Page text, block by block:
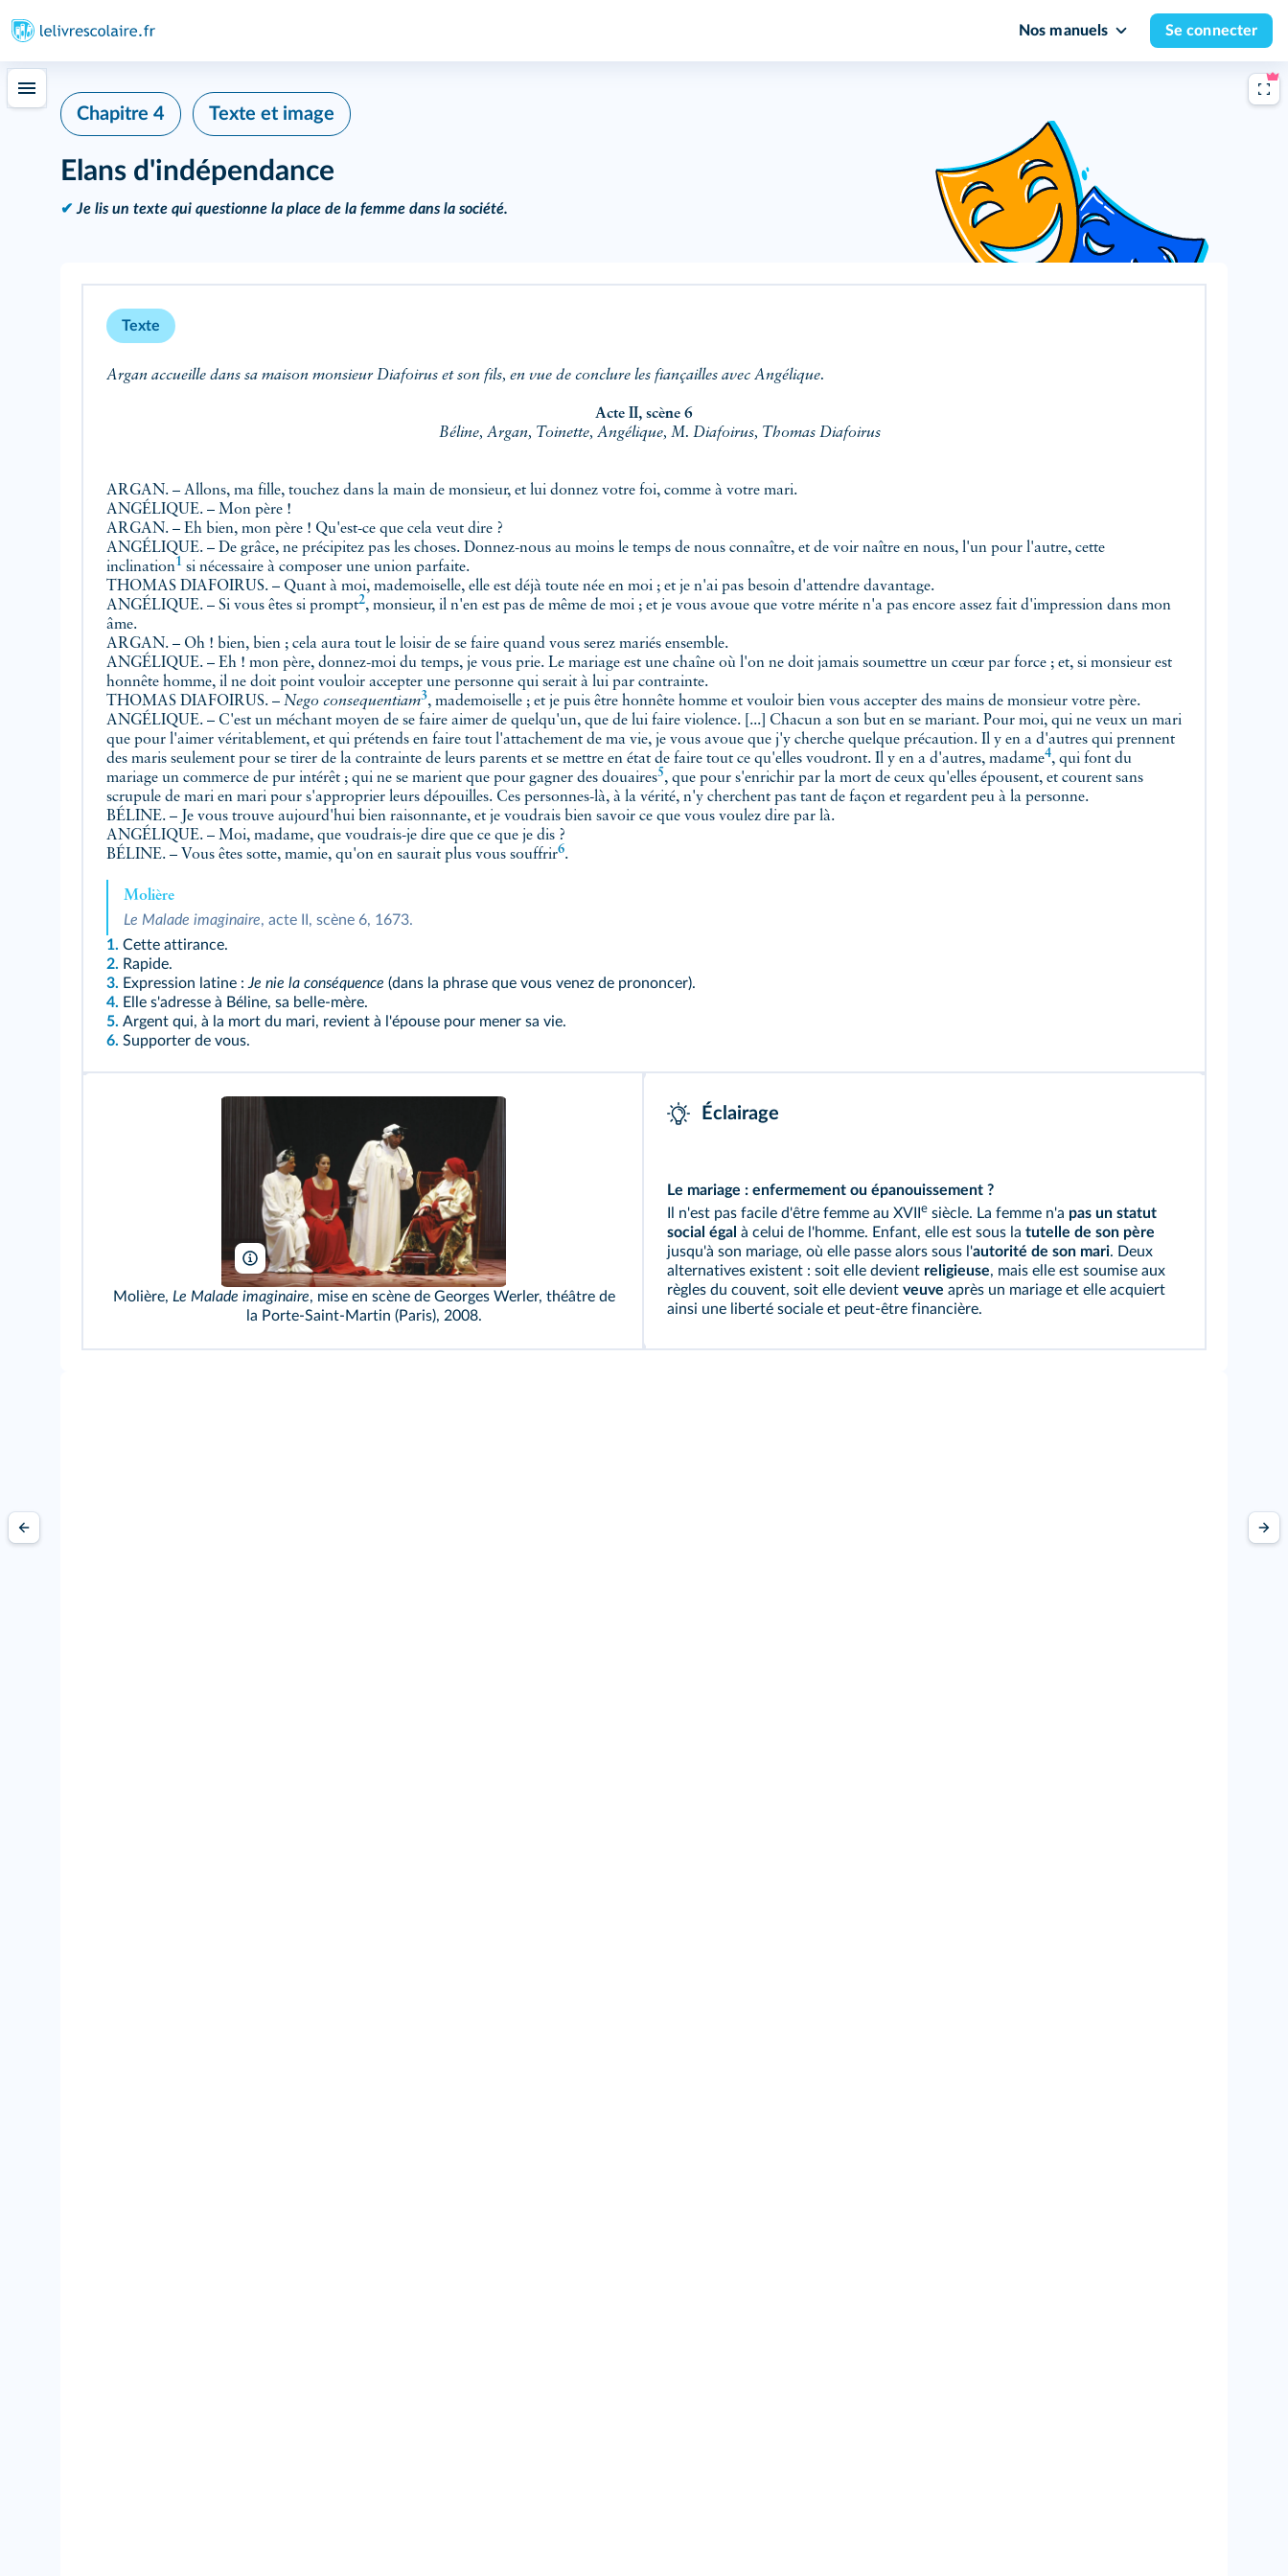
Nos manuels Se connecter
Chapitre 4 Texte et image
Elans d'indépendance
✔ Je lis un texte qui questionne la place de la femme dans la société.
Texte
Argan accueille dans sa maison monsieur Diafoirus et son fils, en vue de conclure les fiançailles avec Angélique.
Acte II, scène 6
Béline, Argan, Toinette, Angélique, M. Diafoirus, Thomas Diafoirus
ARGAN. – Allons, ma fille, touchez dans la main de monsieur, et lui donnez votre foi, comme à votre mari.
ANGÉLIQUE. – Mon père !
ARGAN. – Eh bien, mon père ! Qu'est-ce que cela veut dire ?
ANGÉLIQUE. – De grâce, ne précipitez pas les choses. Donnez-nous au moins le temps de nous connaître, et de voir naître en nous, l'un pour l'autre, cette
inclination1 si nécessaire à composer une union parfaite.
THOMAS DIAFOIRUS. – Quant à moi, mademoiselle, elle est déjà toute née en moi ; et je n'ai pas besoin d'attendre davantage.
ANGÉLIQUE. – Si vous êtes si prompt2, monsieur, il n'en est pas de même de moi ; et je vous avoue que votre mérite n'a pas encore assez fait d'impression dans mon
âme.
ARGAN. – Oh ! bien, bien ; cela aura tout le loisir de se faire quand vous serez mariés ensemble.
ANGÉLIQUE. – Eh ! mon père, donnez-moi du temps, je vous prie. Le mariage est une chaîne où l'on ne doit jamais soumettre un cœur par force ; et, si monsieur est
honnête homme, il ne doit point vouloir accepter une personne qui serait à lui par contrainte.
THOMAS DIAFOIRUS. – Nego consequentiam3, mademoiselle ; et je puis être honnête homme et vouloir bien vous accepter des mains de monsieur votre père.
ANGÉLIQUE. – C'est un méchant moyen de se faire aimer de quelqu'un, que de lui faire violence. [...] Chacun a son but en se mariant. Pour moi, qui ne veux un mari
que pour l'aimer véritablement, et qui prétends en faire tout l'attachement de ma vie, je vous avoue que j'y cherche quelque précaution. Il y en a d'autres qui prennent
des maris seulement pour se tirer de la contrainte de leurs parents et se mettre en état de faire tout ce qu'elles voudront. Il y en a d'autres, madame4, qui font du
mariage un commerce de pur intérêt ; qui ne se marient que pour gagner des douaires5, que pour s'enrichir par la mort de ceux qu'elles épousent, et courent sans
scrupule de mari en mari pour s'approprier leurs dépouilles. Ces personnes-là, à la vérité, n'y cherchent pas tant de façon et regardent peu à la personne.
BÉLINE. – Je vous trouve aujourd'hui bien raisonnante, et je voudrais bien savoir ce que vous voulez dire par là.
ANGÉLIQUE. – Moi, madame, que voudrais-je dire que ce que je dis ?
BÉLINE. – Vous êtes sotte, mamie, qu'on en saurait plus vous souffrir6.
Molière
Le Malade imaginaire, acte II, scène 6, 1673.
1. Cette attirance.
2. Rapide.
3. Expression latine : Je nie la conséquence (dans la phrase que vous venez de prononcer).
4. Elle s'adresse à Béline, sa belle‑mère.
5. Argent qui, à la mort du mari, revient à l'épouse pour mener sa vie.
6. Supporter de vous.
P. Victor/ArtComArt
Molière, Le Malade imaginaire, mise en scène de Georges Werler, théâtre de
la Porte-Saint-Martin (Paris), 2008.
Éclairage
Le mariage : enfermement ou épanouissement ?
Il n'est pas facile d'être femme au XVII e siècle. La femme n'a pas un statut
social égal à celui de l'homme. Enfant, elle est sous la tutelle de son père
jusqu'à son mariage, où elle passe alors sous l'autorité de son mari. Deux
alternatives existent : soit elle devient religieuse, mais elle est soumise aux
règles du couvent, soit elle devient veuve après un mariage et elle acquiert
ainsi une liberté sociale et peut‑être financière.